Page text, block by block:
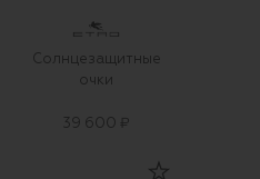
Солнцезащитные
очки
39 600 ₽